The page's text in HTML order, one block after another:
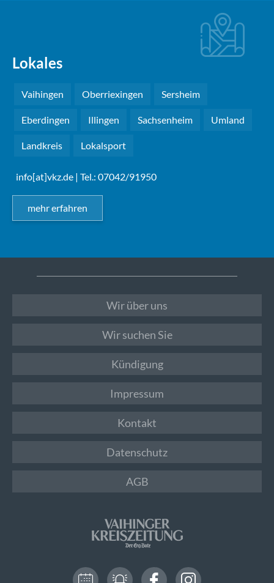
Lokales
Vaihingen Oberriexingen Sersheim
Eberdingen Illingen Sachsenheim Umland
Landkreis Lokalsport
info[at]vkz.de | Tel.: 07042/91950
mehr erfahren
Wir über uns
Wir suchen Sie
Kündigung
Impressum
Kontakt
Datenschutz
AGB